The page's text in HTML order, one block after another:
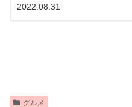
2022.08.31
グルメ